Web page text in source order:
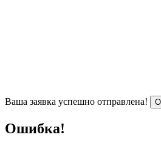
Ваша заявка успешно отправлена!
Ошибка!